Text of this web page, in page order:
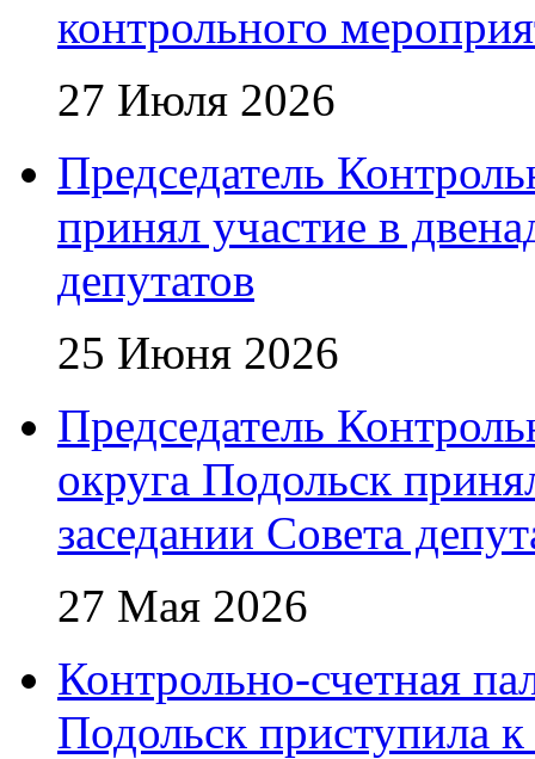
контрольного
27 Июля 2026
Председатель
принял участие в
депутатов
25 Июня 2026
Председатель
округа Подольск
заседании Совета
27 Мая 2026
Контрольно-счетная
Подольск приступила